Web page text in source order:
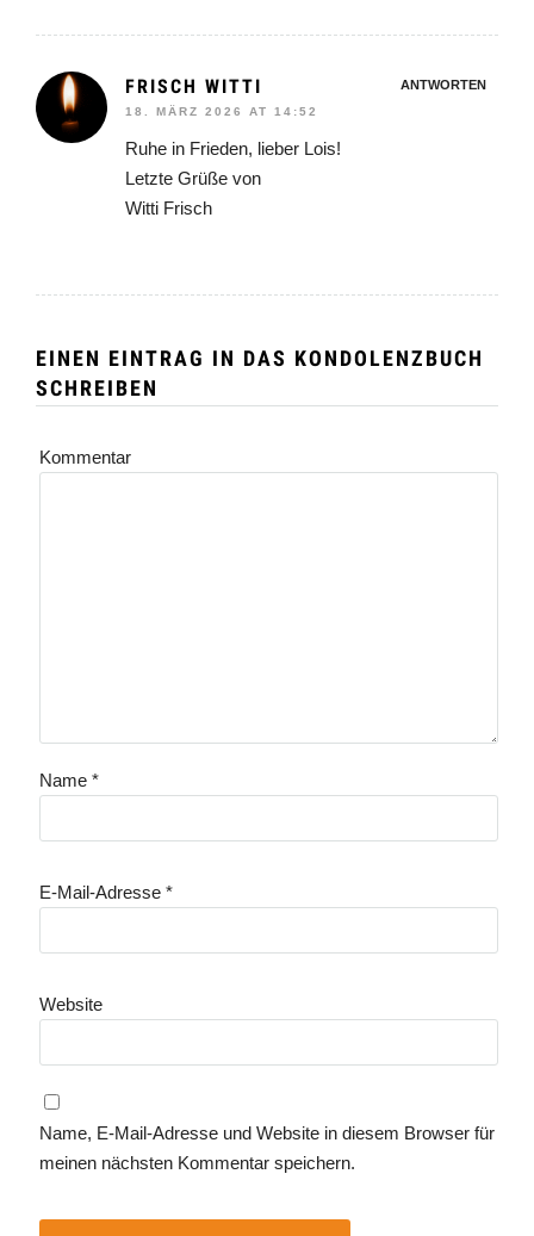
FRISCH WITTI
18. MÄRZ 2026 AT 14:52
ANTWORTEN
Ruhe in Frieden, lieber Lois!
Letzte Grüße von
Witti Frisch
EINEN EINTRAG IN DAS KONDOLENZBUCH
SCHREIBEN
Kommentar
Name *
E-Mail-Adresse *
Website
Name, E-Mail-Adresse und Website in diesem Browser für
meinen nächsten Kommentar speichern.